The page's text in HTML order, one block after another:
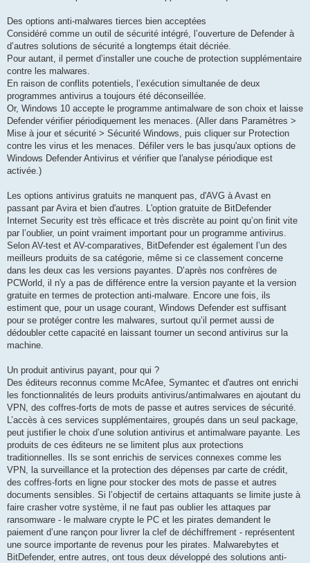
Des options anti-malwares tierces bien acceptées
Considéré comme un outil de sécurité intégré, l’ouverture de Defender à
d’autres solutions de sécurité a longtemps était décriée.
Pour autant, il permet d’installer une couche de protection supplémentaire
contre les malwares.
En raison de conflits potentiels, l’exécution simultanée de deux
programmes antivirus a toujours été déconseillée.
Or, Windows 10 accepte le programme antimalware de son choix et laisse
Defender vérifier périodiquement les menaces. (Aller dans Paramètres >
Mise à jour et sécurité > Sécurité Windows, puis cliquer sur Protection
contre les virus et les menaces. Défiler vers le bas jusqu'aux options de
Windows Defender Antivirus et vérifier que l'analyse périodique est
activée.)
Les options antivirus gratuits ne manquent pas, d'AVG à Avast en
passant par Avira et bien d'autres. L'option gratuite de BitDefender
Internet Security est très efficace et très discrète au point qu’on finit vite
par l’oublier, un point vraiment important pour un programme antivirus.
Selon AV-test et AV-comparatives, BitDefender est également l’un des
meilleurs produits de sa catégorie, même si ce classement concerne
dans les deux cas les versions payantes. D’après nos confrères de
PCWorld, il n'y a pas de différence entre la version payante et la version
gratuite en termes de protection anti-malware. Encore une fois, ils
estiment que, pour un usage courant, Windows Defender est suffisant
pour se protéger contre les malwares, surtout qu’il permet aussi de
dédoubler cette capacité en laissant tourner un second antivirus sur la
machine.
Un produit antivirus payant, pour qui ?
Des éditeurs reconnus comme McAfee, Symantec et d'autres ont enrichi
les fonctionnalités de leurs produits antivirus/antimalwares en ajoutant du
VPN, des coffres-forts de mots de passe et autres services de sécurité.
L’accès à ces services supplémentaires, groupés dans un seul package,
peut justifier le choix d’une solution antivirus et antimalware payante. Les
produits de ces éditeurs ne se limitent plus aux protections
traditionnelles. Ils se sont enrichis de services connexes comme les
VPN, la surveillance et la protection des dépenses par carte de crédit,
des coffres-forts en ligne pour stocker des mots de passe et autres
documents sensibles. Si l’objectif de certains attaquants se limite juste à
faire crasher votre système, il ne faut pas oublier les attaques par
ransomware - le malware crypte le PC et les pirates demandent le
paiement d’une rançon pour livrer la clef de déchiffrement - représentent
une source importante de revenus pour les pirates. Malwarebytes et
BitDefender, entre autres, ont tous deux développé des solutions anti-